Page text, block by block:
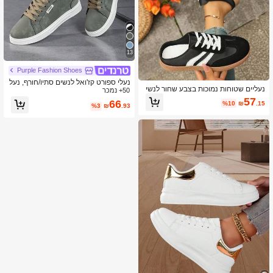
נעליים שטוחות נמוכות בצבע שחור לנשי
ם עם פסים וינטג', שרוכים, גמישות ללבי
שה יומיומית ולנסיעות, סניקרס ספורט נו
₪57 .15
%10
13
Purple Fashion Shoes
נעלי ספורט קז'ואל לנשים סתיו/חורף, נעל
יים לבנות אופנתיות בסגנון רחוב, נעלי סק
ייטבורד קלות משקל
50+ נמכר
₪66.93
%3